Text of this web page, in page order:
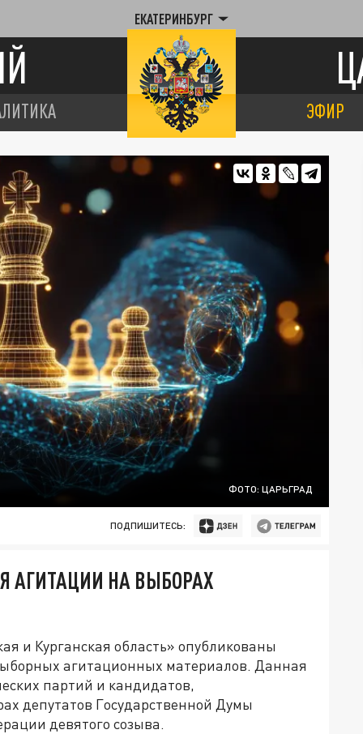
ЕКАТЕРИНБУРГ
ЭФИР
ФОТО: ЦАРЬГРАД
ПОДПИШИТЕСЬ:
АГИТАЦИИ НА ВЫБОРАХ
и Курганская область» опубликованы
агитационных материалов. Данная
партий и кандидатов,
депутатов Государственной Думы
девятого созыва.